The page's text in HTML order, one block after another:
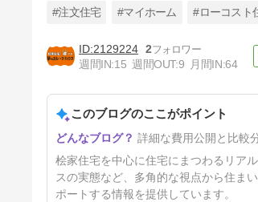
引きの相場は？値引きを引き出
す4つの条件を伝授
5ヶ月前
#注文住宅 #マイホーム #ローコスト
2129224 2
週間IN:15 週間OUT:9 月間IN:64
このブログのここがポイント
詳細な費用公開と比較
桧家住宅を中心に住宅にまつわるリア
スの実態など、多角的な視点から住ま
ポートする情報を提供しています。